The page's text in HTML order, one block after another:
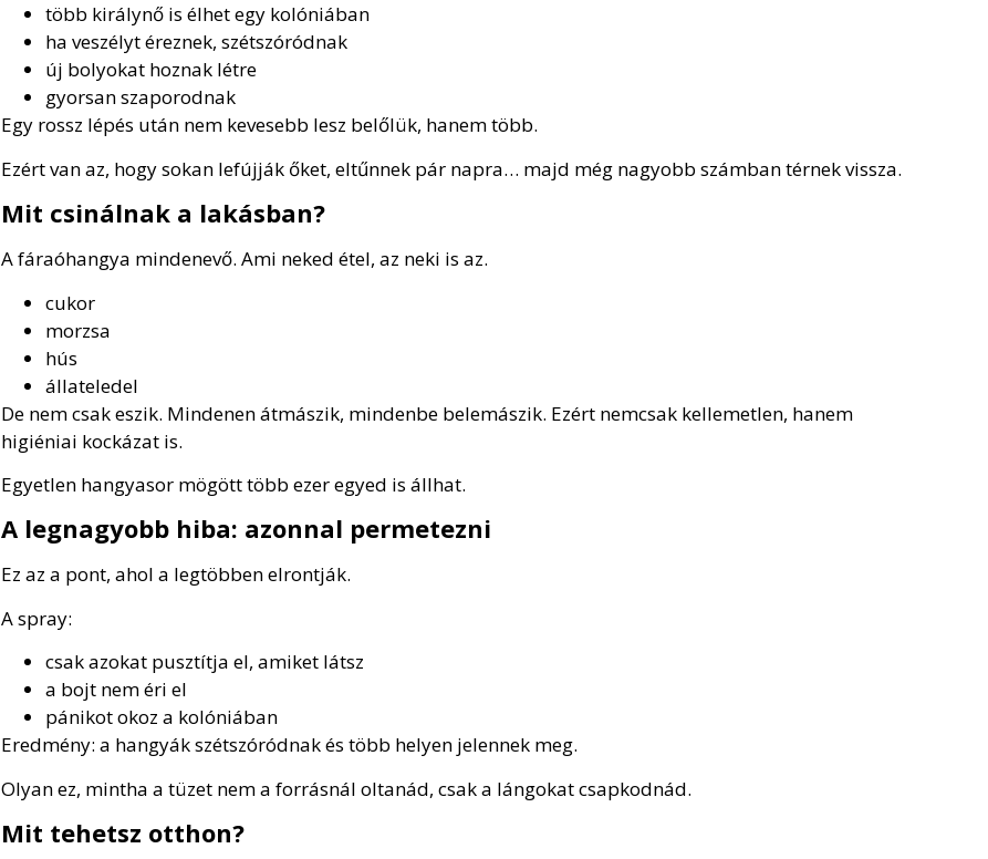
több királynő is élhet egy kolóniában
ha veszélyt éreznek, szétszóródnak
új bolyokat hoznak létre
gyorsan szaporodnak
Egy rossz lépés után nem kevesebb lesz belőlük, hanem több.
Ezért van az, hogy sokan lefújják őket, eltűnnek pár napra… majd még nagyobb számban térnek vissza.
Mit csinálnak a lakásban?
A fáraóhangya mindenevő. Ami neked étel, az neki is az.
cukor
morzsa
hús
állateledel
De nem csak eszik. Mindenen átmászik, mindenbe belemászik. Ezért nemcsak kellemetlen, hanem
higiéniai kockázat is.
Egyetlen hangyasor mögött több ezer egyed is állhat.
A legnagyobb hiba: azonnal permetezni
Ez az a pont, ahol a legtöbben elrontják.
A spray:
csak azokat pusztítja el, amiket látsz
a bojt nem éri el
pánikot okoz a kolóniában
Eredmény: a hangyák szétszóródnak és több helyen jelennek meg.
Olyan ez, mintha a tüzet nem a forrásnál oltanád, csak a lángokat csapkodnád.
Mit tehetsz otthon?